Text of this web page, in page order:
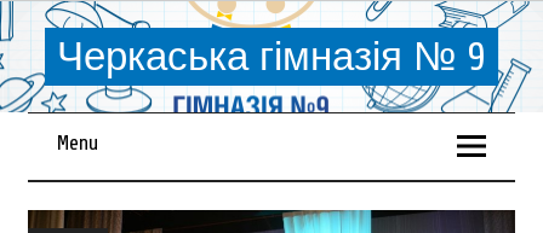
Черкаська гімназія № 9
Menu